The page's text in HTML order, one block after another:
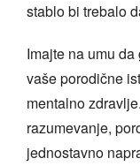
stablo bi trebalo
Imajte na umu
vaše porodične
mentalno
razumevanje,
jednostavno